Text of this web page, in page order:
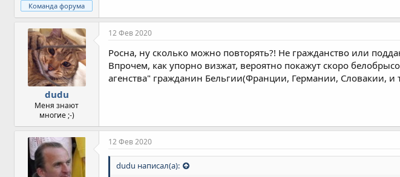
Команда форума
dudu
Меня знают
многие ;-)
12 Фев 2020
Росна, ну сколько можно повторять?! Не гражданство или
Впрочем, как упорно визжат, вероятно покажут скоро
агенства" гражданин Бельгии(Франции, Германии, Словакии, и
12 Фев 2020
dudu написал(а):